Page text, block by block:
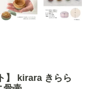
】 kirara きらら